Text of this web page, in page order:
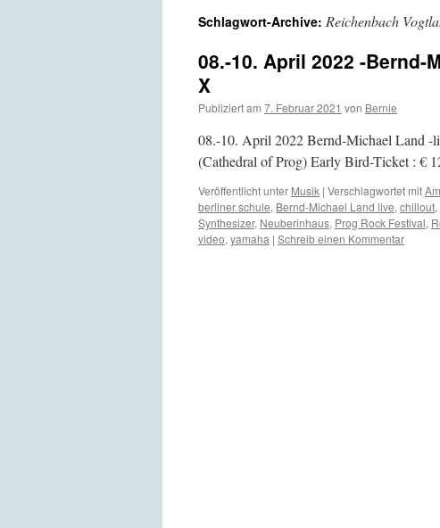
Schlagwort-Archive: Reichenbach
08.-10. April 2022 -
X
Publiziert am 7. Februar 2021 von Bernie
08.-10. April 2022 Bernd-Michael Land -
(Cathedral of Prog) Early Bird-Ticket : €
Veröffentlicht unter Musik | Verschlagwortet mit
berliner schule, Bernd-Michael Land live, chillout,
Synthesizer, Neuberinhaus, Prog Rock Festival,
video, yamaha | Schreib einen Kommentar